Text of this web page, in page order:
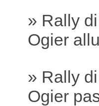
» Rally
Ogier
» Rally
Ogier